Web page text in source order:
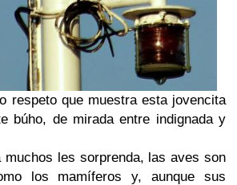
respeto que muestra esta jovencita
búho, de mirada entre indignada y
muchos les sorprenda, las aves son
los mamíferos y, aunque sus